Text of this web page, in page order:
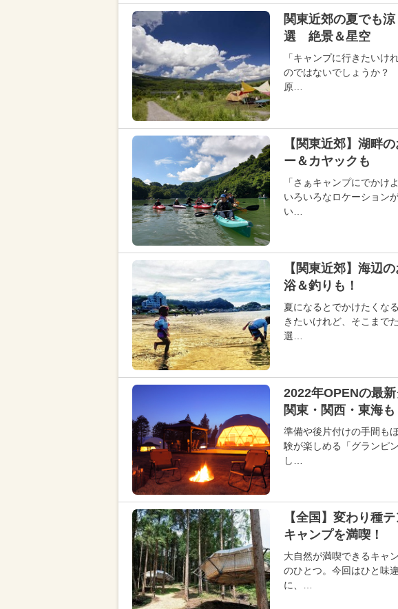
関東近郊の夏でも
選 絶景＆星空
「キャンプに行きたい
のではないでしょうか？
原…
【関東近郊】湖畔
ー＆カヤックも
「さぁキャンプにでかけ
いろいろなロケーション
い…
【関東近郊】海辺
浴＆釣りも！
夏になるとでかけたくな
きたいけれど、そこまで
選…
2022年OPENの最
関東・関西・東海も
準備や後片付けの手間も
験が楽しめる「グランピ
し…
【全国】変わり種
キャンプを満喫！
大自然が満喫できるキャ
のひとつ。今回はひと味
に、…